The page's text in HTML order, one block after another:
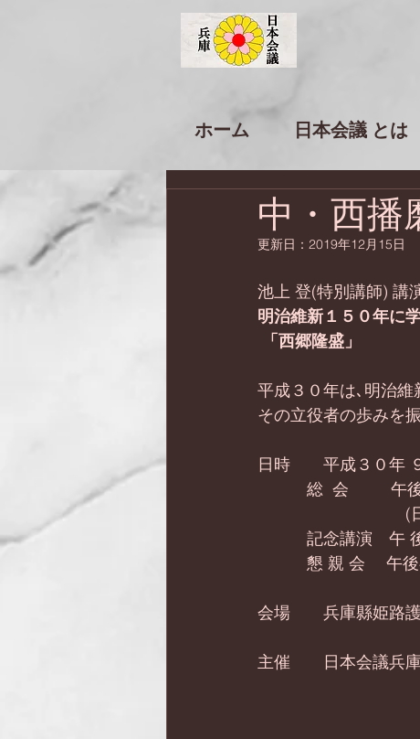
ホーム 日本会議 とは
中・西播
更新日： 2019年12月15日
池上 登(特別講師) 講
明治維新１５０年に
「西郷隆盛」
平成３０年は､明治維
その立役者の歩みを
日時　　平成３０年
総  会 　　 午後1
(日本会議
記念講演　午 後
懇 親 会 　午後
会場　　兵庫縣姫路
主催　　日本会議兵